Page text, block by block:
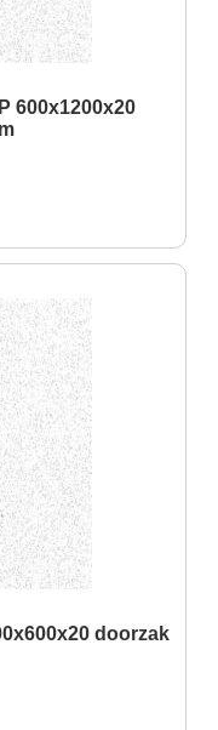
600x1200x20
doorzak